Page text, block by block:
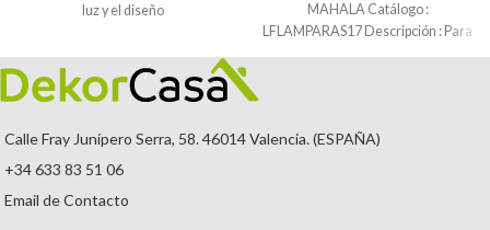
luz y el diseño
MAHALA Catálogo :
LFLAMPARAS17 Descripción : Para
los más
Calle Fray Junípero Serra, 58. 46014 Valencia. (ESPAÑA)
+34 633 83 51 06
Email de Contacto